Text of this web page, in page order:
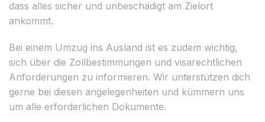
dass alles sicher und unbeschädigt am Zielort
ankommt.
Bei einem Umzug ins Ausland ist es zudem wichtig,
sich über die Zollbestimmungen und visarechtlichen
Anforderungen zu informieren. Wir unterstützen dich
gerne bei diesen angelegenheiten und kümmern uns
um alle erforderlichen Dokumente.